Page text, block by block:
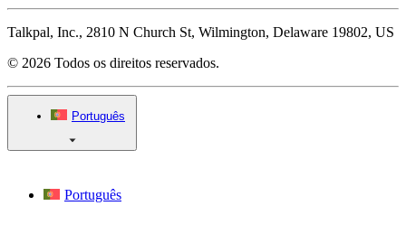
Talkpal, Inc., 2810 N Church St, Wilmington, Delaware 19802, US
© 2026 Todos os direitos reservados.
Português
Português